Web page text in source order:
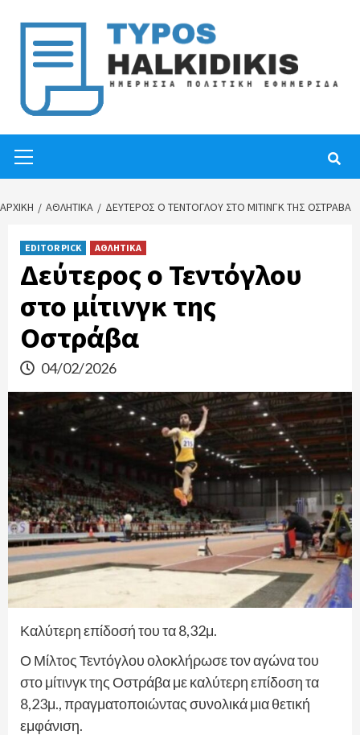
content
Menu
ΑΡΧΙΚΉ ΑΘΛΗΤΙΚΑ ΔΕΎΤΕΡΟΣ Ο ΤΕΝΤΌΓΛΟΥ ΣΤΟ ΜΊΤΙΝΓΚ ΤΗΣ ΟΣΤΡΆΒΑ
EDITOR PICK ΑΘΛΗΤΙΚΑ
Δεύτερος ο Τεντόγλου
στο μίτινγκ της
Οστράβα
04/02/2026
Καλύτερη επίδοσή του τα 8,32μ.
Ο Μίλτος Τεντόγλου ολοκλήρωσε τον αγώνα του
στο μίτινγκ της Οστράβα με καλύτερη επίδοση τα
8,23μ., πραγματοποιώντας συνολικά μια θετική
εμφάνιση.